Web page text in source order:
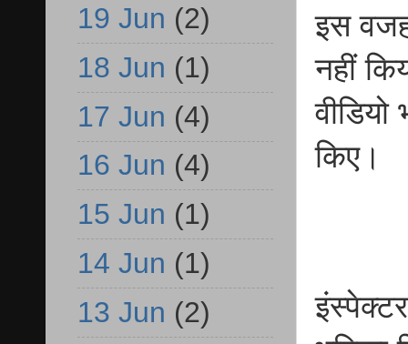
इस
नहीं
किए।
19 Jun (2)
18 Jun (1)
17 Jun (4)
16 Jun (4)
15 Jun (1)
14 Jun (1)
13 Jun (2)